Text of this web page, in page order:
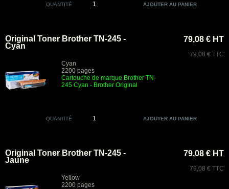
QUANTITÉ
Original Toner Brother TN-245 -
Cyan
Cyan
2200 pages
Cartouche de marque Brother TN-
245 Cyan - Brother Original
79,08 € HT
79,08 € TTC
QUANTITÉ
Original Toner Brother TN-245 -
Jaune
Yellow
2200 pages
79,08 € HT
79,08 € TTC